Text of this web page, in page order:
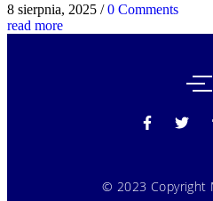
8 sierpnia, 2025 / 0 Comments
read more
© 2023 Copyright